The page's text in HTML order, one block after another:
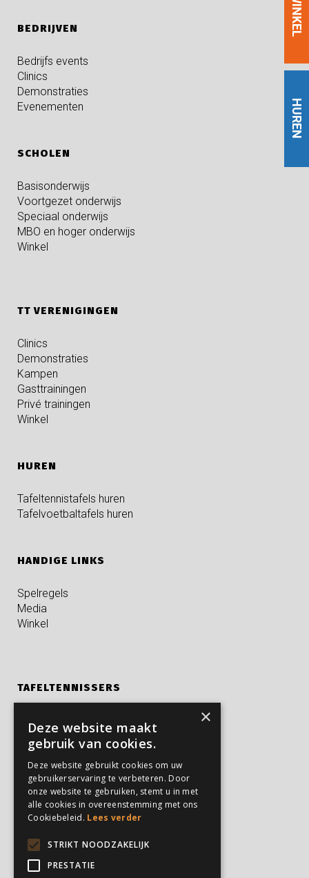
HUREN
WINKEL
BEDRIJVEN
Bedrijfs events
Clinics
Demonstraties
Evenementen
SCHOLEN
Basisonderwijs
Voortgezet onderwijs
Speciaal onderwijs
MBO en hoger onderwijs
Winkel
TT VERENIGINGEN
Clinics
Demonstraties
Kampen
Gasttrainingen
Privé trainingen
Winkel
HUREN
Tafeltennistafels huren
Tafelvoetbaltafels huren
HANDIGE LINKS
Spelregels
Media
Winkel
TAFELTENNISSERS
Kampen
Privé trainingen
Verjaardagsfeestjes
PARTICULIEREN
Verjaardagsfeestjes
Kampen
×
Deze website maakt
gebruik van cookies.
Deze website gebruikt cookies om uw
gebruikerservaring te verbeteren. Door
onze website te gebruiken, stemt u in met
alle cookies in overeenstemming met ons
Cookiebeleid. Lees verder
STRIKT NOODZAKELIJK
PRESTATIE